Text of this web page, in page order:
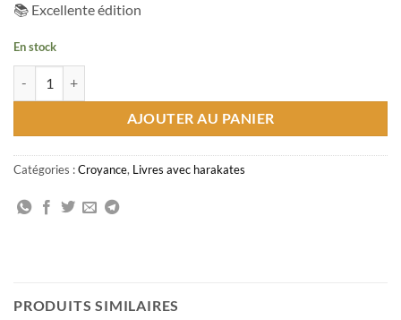
📚 Excellente édition
En stock
AJOUTER AU PANIER
Catégories :Croyance, Livres avec harakates
PRODUITS SIMILAIRES